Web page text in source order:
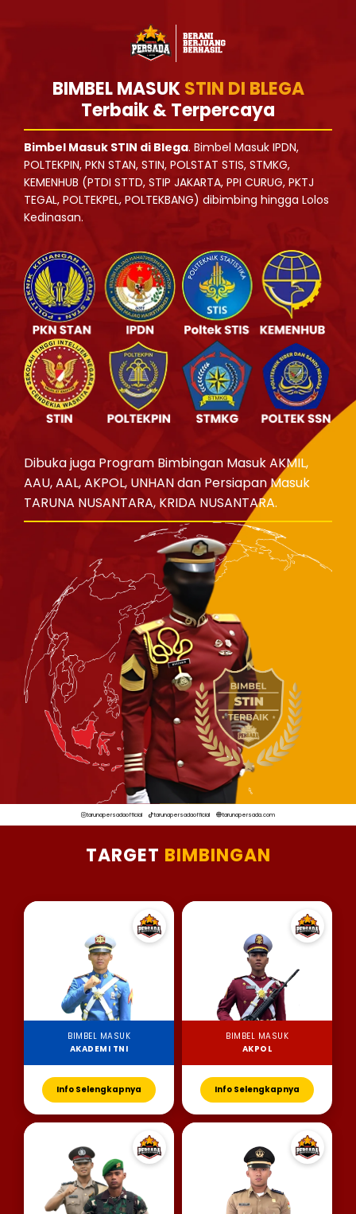
BIMBEL MASUKSTIN DI BLEGA
Terbaik & Terpercaya
Bimbel Masuk STIN di Blega. Bimbel Masuk IPDN,
POLTEKPIN, PKN STAN, STIN, POLSTAT STIS, STMKG,
KEMENHUB (PTDI STTD, STIP JAKARTA, PPI CURUG, PKTJ
TEGAL, POLTEKPEL, POLTEKBANG) dibimbing hingga Lolos
Kedinasan.
Dibuka juga Program Bimbingan Masuk AKMIL,
AAU, AAL, AKPOL, UNHAN dan Persiapan Masuk
TARUNA NUSANTARA, KRIDA NUSANTARA.
tarunapersadaofficial tarunapersadaofficial tarunapersada.com
TARGET BIMBINGAN
BIMBEL MASUK
AKADEMI TNI
Info Selengkapnya
BIMBEL MASUK
AKPOL
Info Selengkapnya